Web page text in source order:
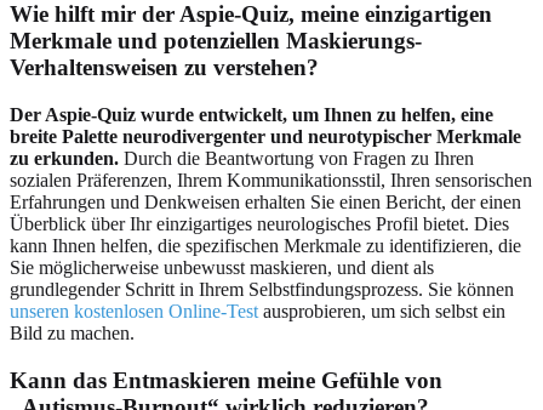
Wie hilft mir der Aspie-Quiz, meine einzigartigen
Merkmale und potenziellen Maskierungs-
Verhaltensweisen zu verstehen?
Der Aspie-Quiz wurde entwickelt, um Ihnen zu helfen, eine
breite Palette neurodivergenter und neurotypischer Merkmale
zu erkunden. Durch die Beantwortung von Fragen zu Ihren
sozialen Präferenzen, Ihrem Kommunikationsstil, Ihren sensorischen
Erfahrungen und Denkweisen erhalten Sie einen Bericht, der einen
Überblick über Ihr einzigartiges neurologisches Profil bietet. Dies
kann Ihnen helfen, die spezifischen Merkmale zu identifizieren, die
Sie möglicherweise unbewusst maskieren, und dient als
grundlegender Schritt in Ihrem Selbstfindungsprozess. Sie können
unseren kostenlosen Online-Test ausprobieren, um sich selbst ein
Bild zu machen.
Kann das Entmaskieren meine Gefühle von